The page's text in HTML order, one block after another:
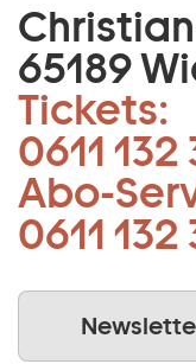
65189
Tickets:
0611 132
Abo-
0611 132